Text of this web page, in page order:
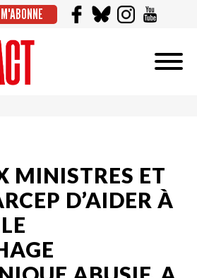
MINISTRES ET
D’AIDER À